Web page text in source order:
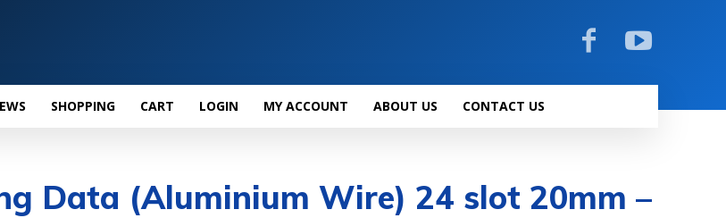
SHOPPING CART LOGIN MY ACCOUNT ABOUT US CONTACT US
Data (Aluminium Wire) 24 slot 20mm –